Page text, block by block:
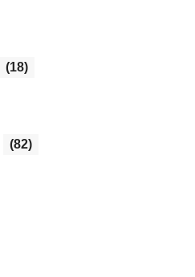
(18)
(82)